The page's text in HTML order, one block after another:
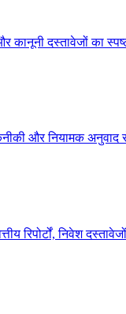
और कानूनी दस्तावेजों का
और नियामक अनुवाद
रिपोर्टों, निवेश